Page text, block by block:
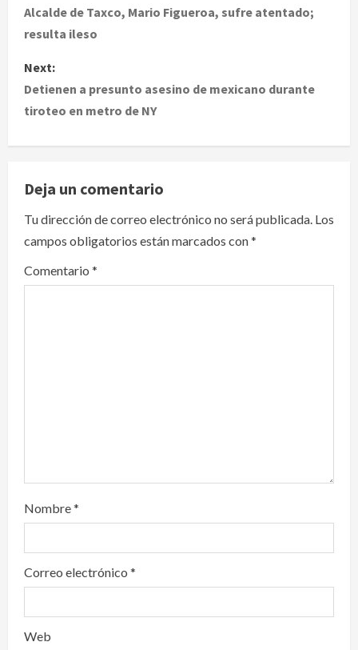
o
t
n
a
v
i
g
a
Alcalde de Taxco, Mario Figueroa, sufre atentado;
resulta ileso
Next:
Detienen a presunto asesino de mexicano durante
tiroteo en metro de NY
Deja un comentario
Tu dirección de correo electrónico no será publicada. Los
campos obligatorios están marcados con*
Comentario *
Nombre*
Correo electrónico *
Web